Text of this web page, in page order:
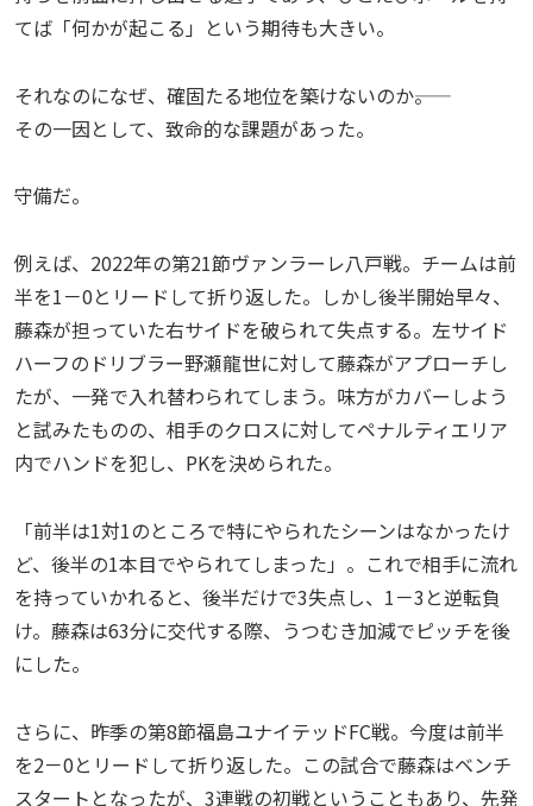
てば「何かが起こる」という期待も大きい。
それなのになぜ、確固たる地位を築けないのか――。
その一因として、致命的な課題があった。
守備だ。
例えば、2022年の第21節ヴァンラーレ八戸戦。チームは前
半を1－0とリードして折り返した。しかし後半開始早々、
藤森が担っていた右サイドを破られて失点する。左サイド
ハーフのドリブラー野瀬龍世に対して藤森がアプローチし
たが、一発で入れ替わられてしまう。味方がカバーしよう
と試みたものの、相手のクロスに対してペナルティエリア
内でハンドを犯し、PKを決められた。
「前半は1対1のところで特にやられたシーンはなかったけ
ど、後半の1本目でやられてしまった」。これで相手に流れ
を持っていかれると、後半だけで3失点し、1－3と逆転負
け。藤森は63分に交代する際、うつむき加減でピッチを後
にした。
さらに、昨季の第8節福島ユナイテッドFC戦。今度は前半
を2－0とリードして折り返した。この試合で藤森はベンチ
スタートとなったが、3連戦の初戦ということもあり、先発